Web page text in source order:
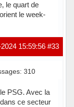
le quart de
le week-
#33
15:59:56
310
PSG. Avec la
ce secteur